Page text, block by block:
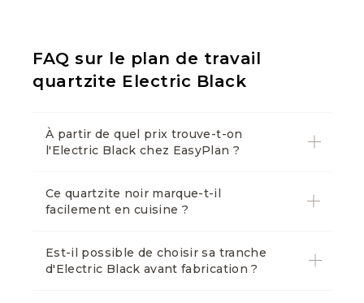
FAQ sur le plan de travail
quartzite Electric Black
À partir de quel prix trouve-t-on
l'Electric Black chez EasyPlan ?
Ce quartzite noir marque-t-il
facilement en cuisine ?
Est-il possible de choisir sa tranche
d'Electric Black avant fabrication ?